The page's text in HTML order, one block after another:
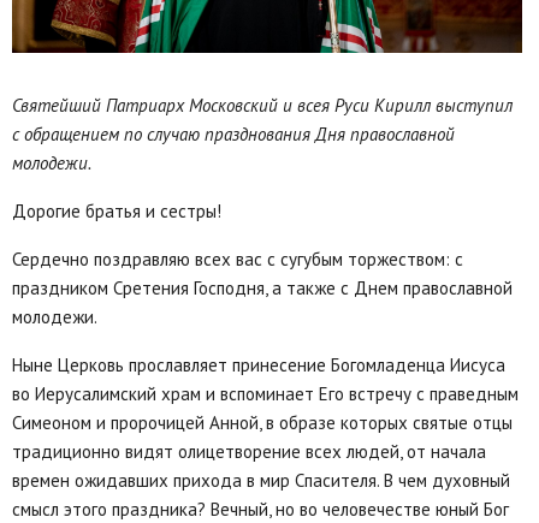
Святейший Патриарх Московский и всея Руси Кирилл выступил
с обращением по случаю празднования Дня православной
молодежи.
Дорогие братья и сестры!
Сердечно поздравляю всех вас с сугубым торжеством: с
праздником Сретения Господня, а также с Днем православной
молодежи.
Ныне Церковь прославляет принесение Богомладенца Иисуса
во Иерусалимский храм и вспоминает Его встречу с праведным
Симеоном и пророчицей Анной, в образе которых святые отцы
традиционно видят олицетворение всех людей, от начала
времен ожидавших прихода в мир Спасителя. В чем духовный
смысл этого праздника? Вечный, но во человечестве юный Бог